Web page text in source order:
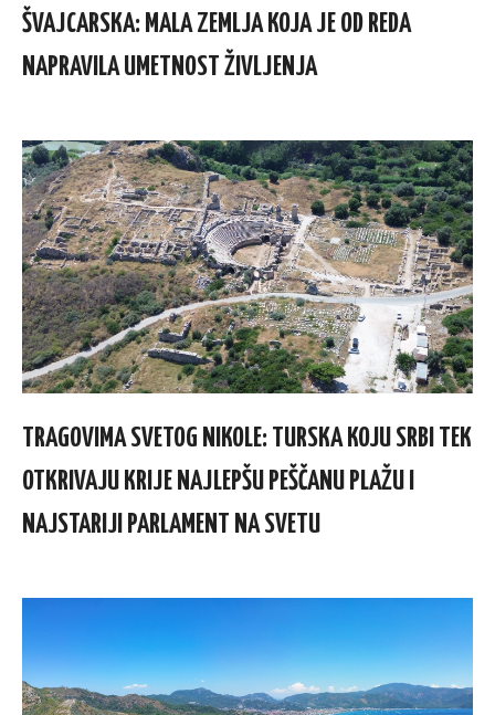
ŠVAJCARSKA: MALA ZEMLJA KOJA JE OD REDA
NAPRAVILA UMETNOST ŽIVLJENJA
TRAGOVIMA SVETOG NIKOLE: TURSKA KOJU SRBI TEK
OTKRIVAJU KRIJE NAJLEPŠU PEŠČANU PLAŽU I
NAJSTARIJI PARLAMENT NA SVETU